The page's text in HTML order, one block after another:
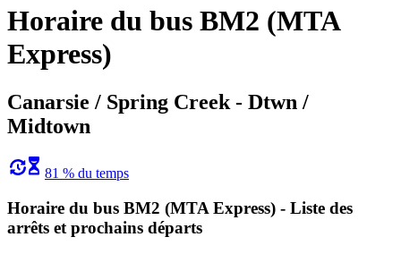
Horaire du bus BM2 (MTA
Express)
Canarsie / Spring Creek - Dtwn /
Midtown
81 % du temps
Horaire du bus BM2 (MTA Express) - Liste des
arrêts et prochains départs